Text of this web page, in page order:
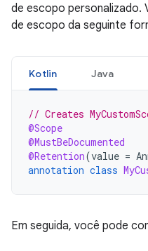
de escopo personalizado.
de escopo da seguinte
Kotlin Java
// Creates
@Scope
@MustBeDocumented
@Retention(value =
annotation class
Em seguida, você pode